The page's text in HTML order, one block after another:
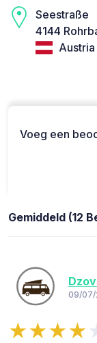
Seestraße
4144
Austria
Voeg een
Gemiddeld (12
09/